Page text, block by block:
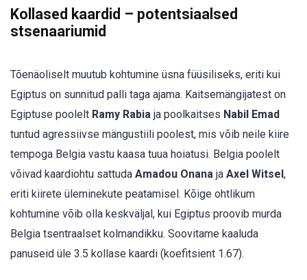
Kollased kaardid – potentsiaalsed
stsenaariumid
Tõenäoliselt muutub kohtumine üsna füüsiliseks, eriti kui
Egiptus on sunnitud palli taga ajama. Kaitsemängijatest on
Egiptuse poolelt Ramy Rabia ja poolkaitses Nabil Emad
tuntud agressiivse mängustiili poolest, mis võib neile kiire
tempoga Belgia vastu kaasa tuua hoiatusi. Belgia poolelt
võivad kaardiohtu sattuda Amadou Onana ja Axel Witsel ,
eriti kiirete üleminekute peatamisel. Kõige ohtlikum
kohtumine võib olla keskväljal, kui Egiptus proovib murda
Belgia tsentraalset kolmandikku. Soovitame kaaluda
panuseid üle 3.5 kollase kaardi (koefitsient 1.67).